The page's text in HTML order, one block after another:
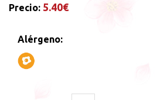
Precio: 5.40€
Alérgeno: